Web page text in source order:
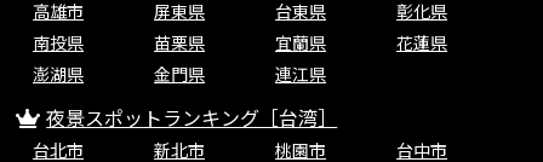
高雄市
屏東県 台東県
彰化県
南投県
苗栗県 宜蘭県
花蓮県
澎湖県
金門県 連江県
夜景スポットランキング［台湾］
台北市 新北市 桃園市
台中市